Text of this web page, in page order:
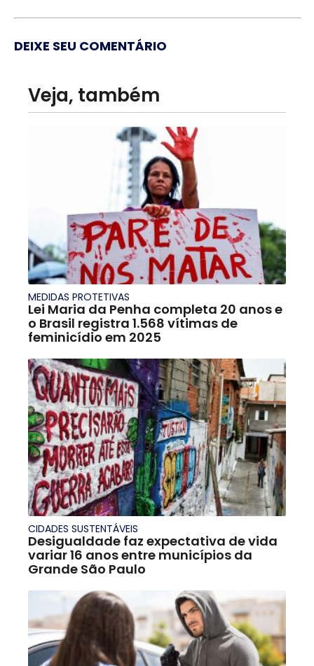
DEIXE SEU COMENTÁRIO
Veja, também
MEDIDAS PROTETIVAS
Lei Maria da Penha completa 20 anos e
o Brasil registra 1.568 vítimas de
feminicídio em 2025
CIDADES SUSTENTÁVEIS
Desigualdade faz expectativa de vida
variar 16 anos entre municípios da
Grande São Paulo